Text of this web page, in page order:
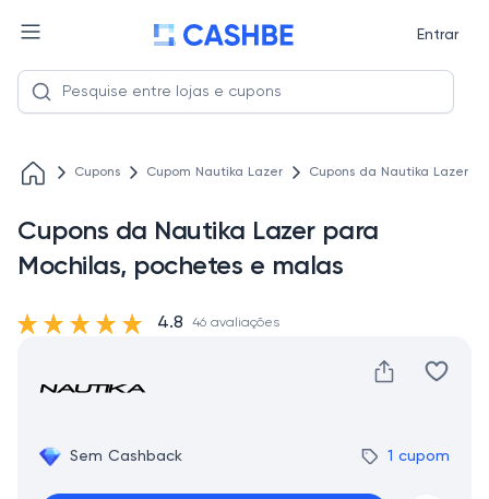
Entrar
Cupons Cupom Nautika Lazer Cupons da Nautika Lazer
Cupons da Nautika Lazer para
Mochilas, pochetes e malas
Sem Cashback 1 cupom
4.8 46 avaliações